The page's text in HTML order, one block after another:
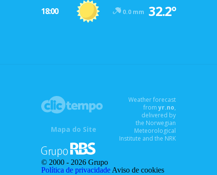
18:00 0.0 mm 32.2º
Mapa do Site
Weather forecast
fromyr.no,
delivered by
the Norwegian
Meteorological
Institute and the NRK
© 2000 - 2026 Grupo
Política de privacidade Aviso de cookies